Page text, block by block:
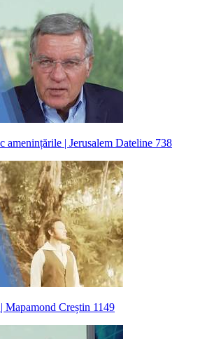
amenințările | Jerusalem Dateline 738
Mapamond Creștin 1149